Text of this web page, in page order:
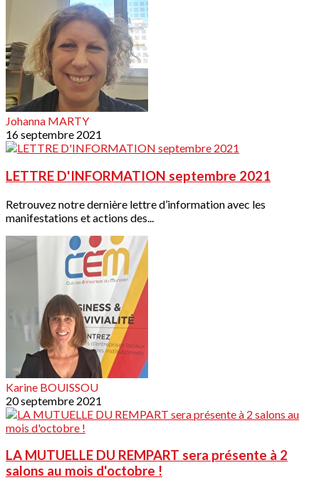
Johanna MARTY
16 septembre 2021
LETTRE D'INFORMATION septembre 2021
Retrouvez notre dernière lettre d’information avec les
manifestations et actions des...
Karine BOUISSOU
20 septembre 2021
LA MUTUELLE DU REMPART sera présente à 2
salons au mois d'octobre !